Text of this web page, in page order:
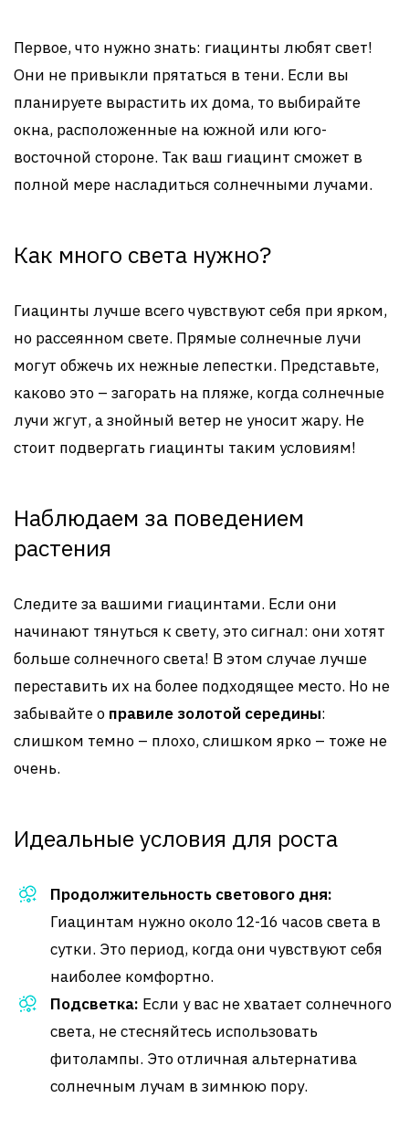
Первое, что нужно знать: гиацинты любят свет!
Они не привыкли прятаться в тени. Если вы
планируете вырастить их дома, то выбирайте
окна, расположенные на южной или юго-
восточной стороне. Так ваш гиацинт сможет в
полной мере насладиться солнечными лучами.
Как много света нужно?
Гиацинты лучше всего чувствуют себя при ярком,
но рассеянном свете. Прямые солнечные лучи
могут обжечь их нежные лепестки. Представьте,
каково это – загорать на пляже, когда солнечные
лучи жгут, а знойный ветер не уносит жару. Не
стоит подвергать гиацинты таким условиям!
Наблюдаем за поведением
растения
Следите за вашими гиацинтами. Если они
начинают тянуться к свету, это сигнал: они хотят
больше солнечного света! В этом случае лучше
переставить их на более подходящее место. Но не
забывайте о правиле золотой середины:
слишком темно – плохо, слишком ярко – тоже не
очень.
Идеальные условия для роста
Продолжительность светового дня:
Гиацинтам нужно около 12-16 часов света в
сутки. Это период, когда они чувствуют себя
наиболее комфортно.
Подсветка: Если у вас не хватает солнечного
света, не стесняйтесь использовать
фитолампы. Это отличная альтернатива
солнечным лучам в зимнюю пору.